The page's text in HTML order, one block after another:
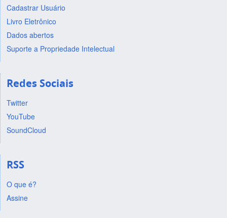
Cadastrar Usuário
Livro Eletrônico
Dados abertos
Suporte a Propriedade Intelectual
Redes Sociais
Twitter
YouTube
SoundCloud
RSS
O que é?
Assine